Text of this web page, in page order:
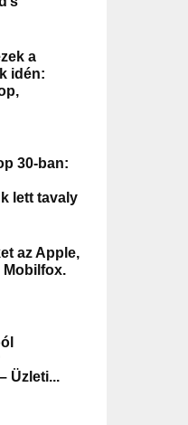
a
idén:
30-ban:
lett tavaly
az Apple,
Mobilfox.
Üzleti...